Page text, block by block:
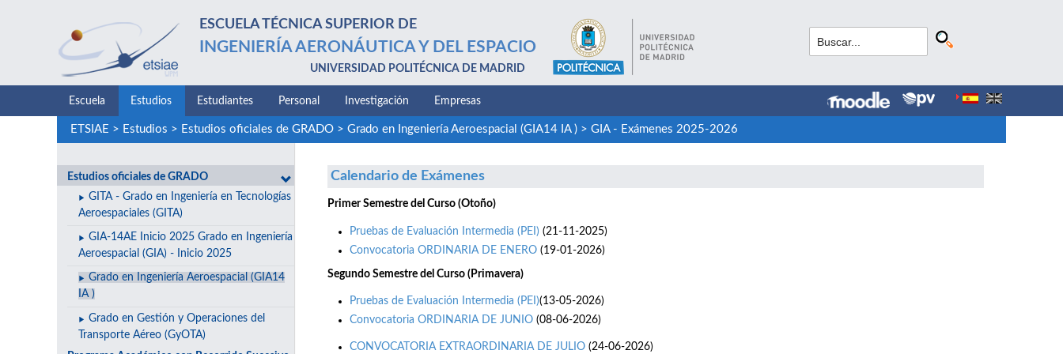
ESCUELA TÉCNICA SUPERIOR DE
INGENIERÍA AERONÁUTICA Y DEL ESPACIO
UNIVERSIDAD POLITÉCNICA DE MADRID
Escuela Estudios Estudiantes Personal Investigación Empresas
ETSIAE > Estudios > Estudios oficiales de GRADO> Grado en Ingeniería Aeroespacial (GIA14 IA )> GIA - Exámenes 2025-2026
Estudios oficiales de GRADO
GITA - Grado en Ingeniería en Tecnologías
Aeroespaciales (GITA)
GIA-14AE Inicio 2025 Grado en Ingeniería
Aeroespacial (GIA) - Inicio 2025
Grado en Ingeniería Aeroespacial (GIA14
IA )
Grado en Gestión y Operaciones del
Transporte Aéreo (GyOTA)
Calendario de Exámenes
Primer Semestre del Curso (Otoño)
Pruebas de Evaluación Intermedia (PEI) (21-11-2025)
Convocatoria ORDINARIA DE ENERO (19-01-2026)
Segundo Semestre del Curso (Primavera)
Pruebas de Evaluación Intermedia (PEI)(13-05-2026)
Convocatoria ORDINARIA DE JUNIO (08-06-2026)
CONVOCATORIA EXTRAORDINARIA DE JULIO (24-06-2026)